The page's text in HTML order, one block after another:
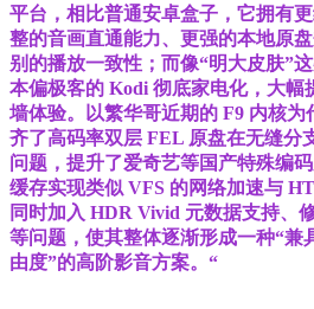
平台，相比普通安卓盒子，它拥有
整的音画直通能力、更强的本地原
别的播放一致性；而像“明大皮肤”
本偏极客的 Kodi 彻底家电化，大幅
墙体验。以繁华哥近期的 F9 内核
齐了高码率双层 FEL 原盘在无缝分
问题，提升了爱奇艺等国产特殊编
缓存实现类似 VFS 的网络加速与
同时加入 HDR Vivid 元数据支持、
等问题，使其整体逐渐形成一种“兼
由度”的高阶影音方案。“